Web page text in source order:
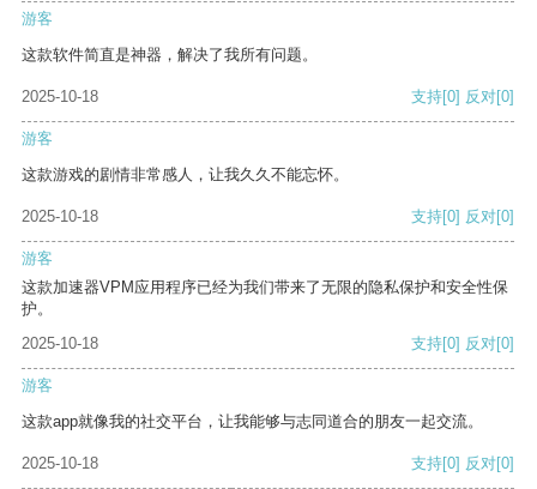
游客
这款软件简直是神器，解决了我所有问题。
2025-10-18 支持[0] 反对[0]
游客
这款游戏的剧情非常感人，让我久久不能忘怀。
2025-10-18 支持[0] 反对[0]
游客
这款加速器VPM应用程序已经为我们带来了无限的隐私保护和安全性保
护。
2025-10-18
支持[0] 反对[0]
游客
这款app就像我的社交平台，让我能够与志同道合的朋友一起交流。
2025-10-18 支持[0] 反对[0]